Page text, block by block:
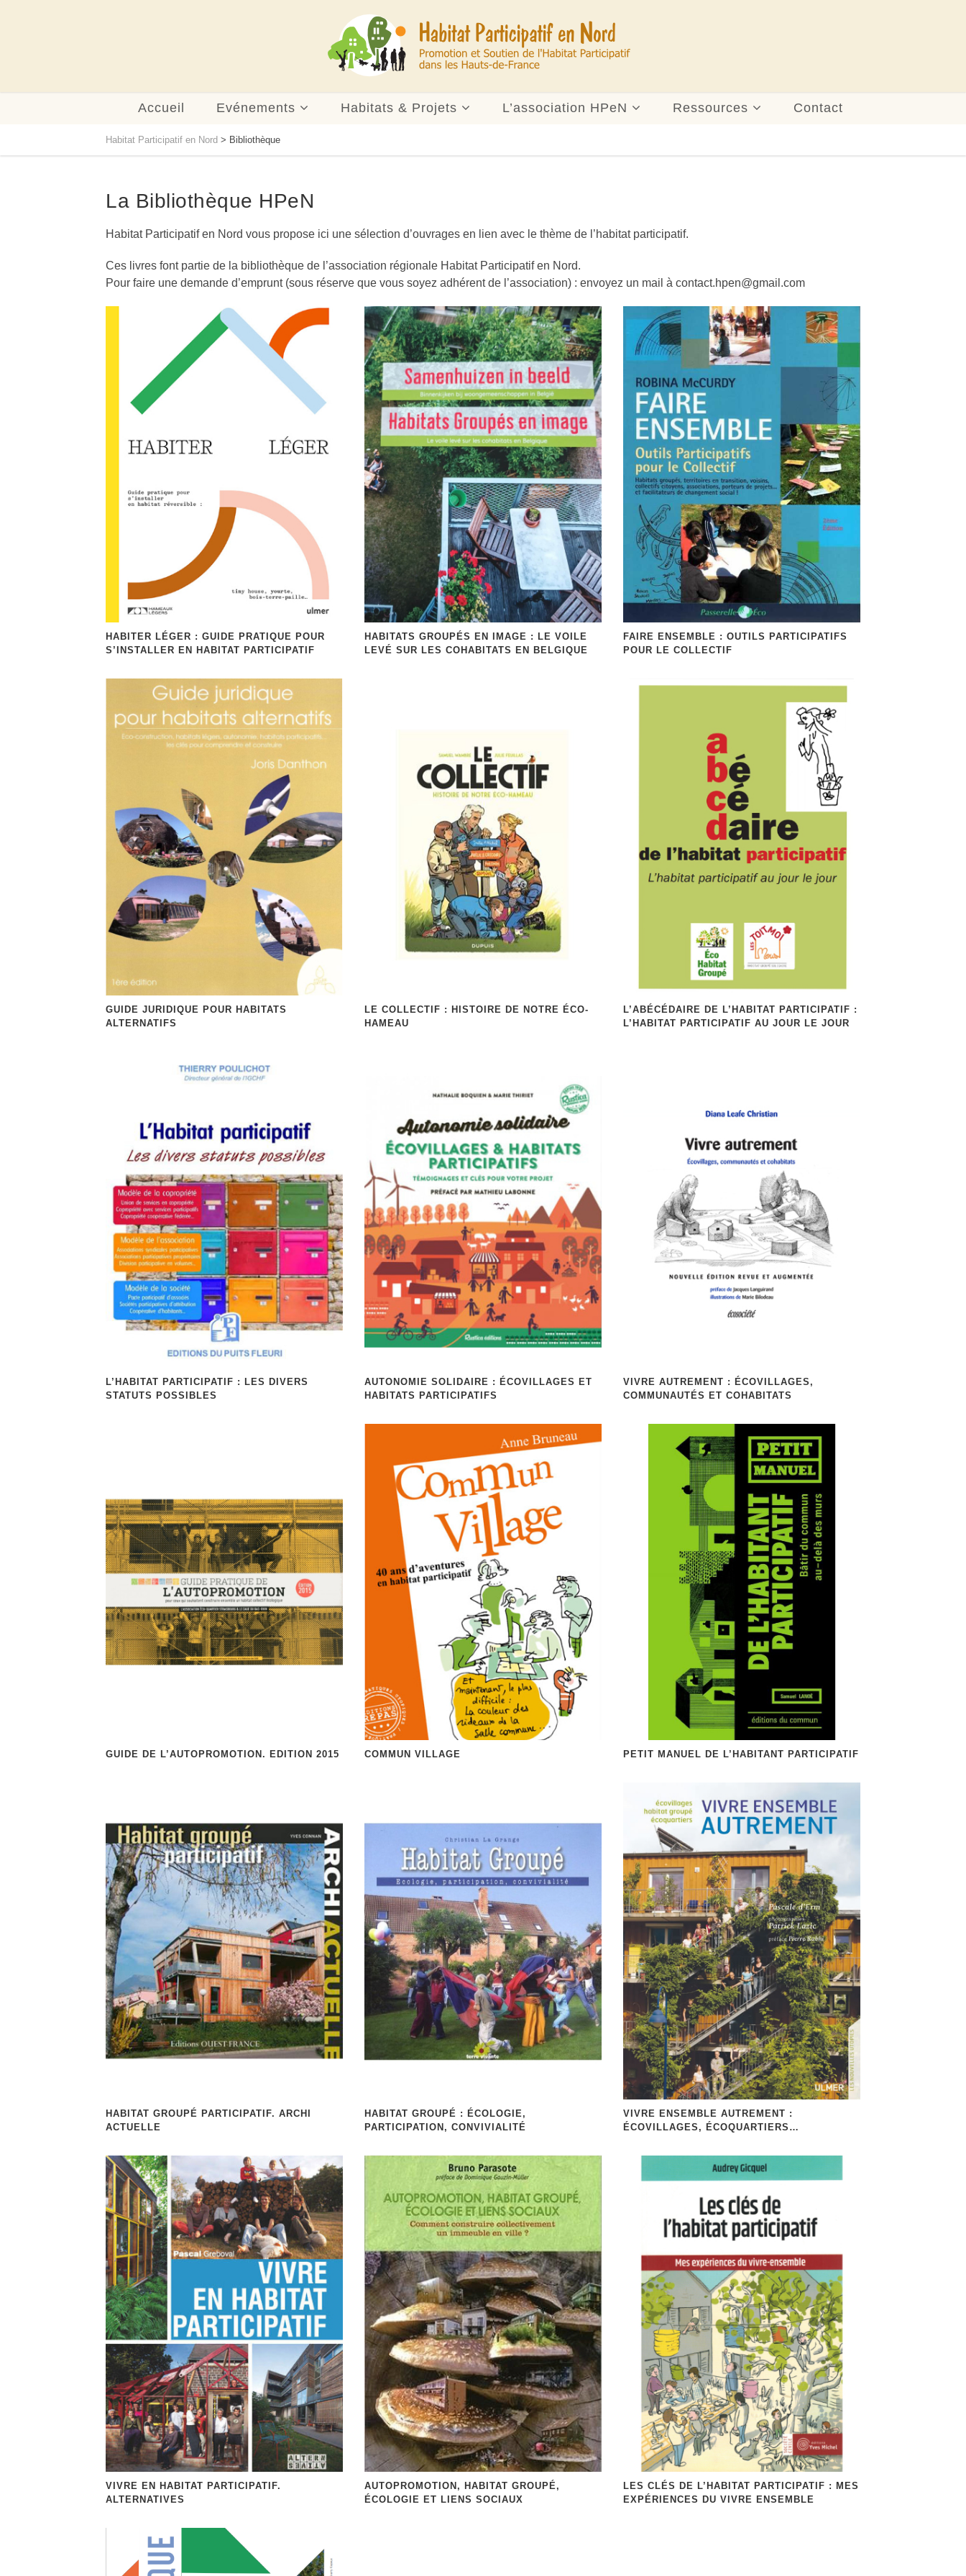
Accueil Evénements Habitats & Projets L’association HPeN Ressources Contact
Habitat Participatif en Nord > Bibliothèque
La Bibliothèque HPeN
Habitat Participatif en Nord vous propose ici une sélection d’ouvrages en lien avec le thème de l’habitat participatif.
Ces livres font partie de la bibliothèque de l’association régionale Habitat Participatif en Nord.
Pour faire une demande d’emprunt (sous réserve que vous soyez adhérent de l’association) : envoyez un mail à contact.hpen@gmail.com
HABITER LÉGER : GUIDE PRATIQUE POUR
S’INSTALLER EN HABITAT PARTICIPATIF
HABITATS GROUPÉS EN IMAGE : LE VOILE
LEVÉ SUR LES COHABITATS EN BELGIQUE
FAIRE ENSEMBLE : OUTILS PARTICIPATIFS
POUR LE COLLECTIF
GUIDE JURIDIQUE POUR HABITATS
ALTERNATIFS
LE COLLECTIF : HISTOIRE DE NOTRE ÉCO-
HAMEAU
L’ABÉCÉDAIRE DE L’HABITAT PARTICIPATIF :
L’HABITAT PARTICIPATIF AU JOUR LE JOUR
L’HABITAT PARTICIPATIF : LES DIVERS
STATUTS POSSIBLES
AUTONOMIE SOLIDAIRE : ÉCOVILLAGES ET
HABITATS PARTICIPATIFS
VIVRE AUTREMENT : ÉCOVILLAGES,
COMMUNAUTÉS ET COHABITATS
GUIDE DE L’AUTOPROMOTION. EDITION 2015 COMMUN VILLAGE PETIT MANUEL DE L’HABITANT PARTICIPATIF
HABITAT GROUPÉ PARTICIPATIF. ARCHI
ACTUELLE
HABITAT GROUPÉ : ÉCOLOGIE,
PARTICIPATION, CONVIVIALITÉ
VIVRE ENSEMBLE AUTREMENT :
ÉCOVILLAGES, ÉCOQUARTIERS…
VIVRE EN HABITAT PARTICIPATIF.
ALTERNATIVES
AUTOPROMOTION, HABITAT GROUPÉ,
ÉCOLOGIE ET LIENS SOCIAUX
LES CLÉS DE L’HABITAT PARTICIPATIF : MES
EXPÉRIENCES DU VIVRE ENSEMBLE